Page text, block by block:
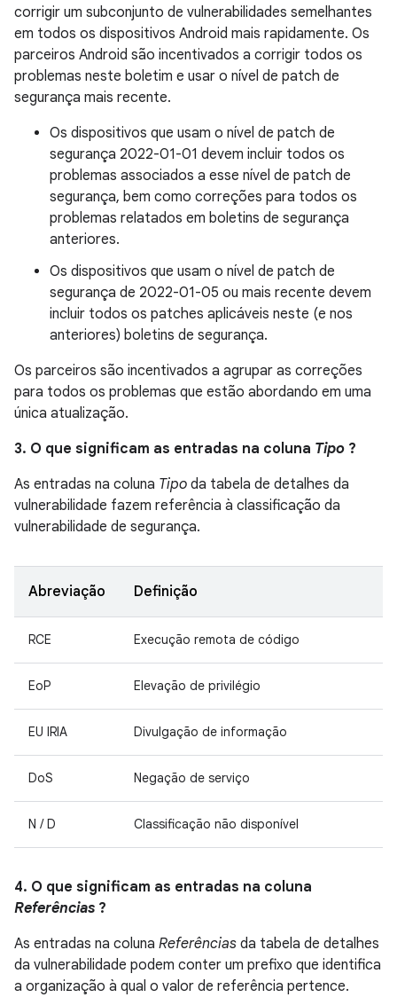
corrigir um subconjunto de vulnerabilidades semelhantes
em todos os dispositivos Android mais rapidamente. Os
parceiros Android são incentivados a corrigir todos os
problemas neste boletim e usar o nível de patch de
segurança mais recente.
Os dispositivos que usam o nível de patch de
segurança 2022-01-01 devem incluir todos os
problemas associados a esse nível de patch de
segurança, bem como correções para todos os
problemas relatados em boletins de segurança
anteriores.
Os dispositivos que usam o nível de patch de
segurança de 2022-01-05 ou mais recente devem
incluir todos os patches aplicáveis ​​neste (e nos
anteriores) boletins de segurança.
Os parceiros são incentivados a agrupar as correções
para todos os problemas que estão abordando em uma
única atualização.
3. O que significam as entradas na coluna Tipo ?
As entradas na coluna Tipo da tabela de detalhes da
vulnerabilidade fazem referência à classificação da
vulnerabilidade de segurança.
Abreviação Definição
RCE Execução remota de código
EoP Elevação de privilégio
EU IRIA Divulgação de informação
DoS Negação de serviço
N / D Classificação não disponível
4. O que significam as entradas na coluna
Referências ?
As entradas na coluna Referências da tabela de detalhes
da vulnerabilidade podem conter um prefixo que identifica
a organização à qual o valor de referência pertence.